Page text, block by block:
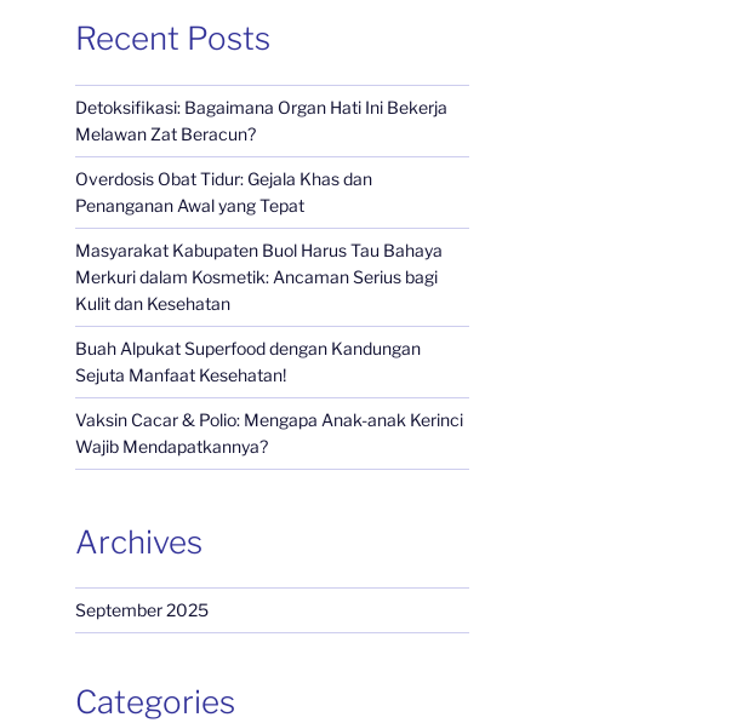
Recent Posts
Detoksifikasi: Bagaimana Organ Hati Ini Bekerja
Melawan Zat Beracun?
Overdosis Obat Tidur: Gejala Khas dan
Penanganan Awal yang Tepat
Masyarakat Kabupaten Buol Harus Tau Bahaya
Merkuri dalam Kosmetik: Ancaman Serius bagi
Kulit dan Kesehatan
Buah Alpukat Superfood dengan Kandungan
Sejuta Manfaat Kesehatan!
Vaksin Cacar & Polio: Mengapa Anak-anak Kerinci
Wajib Mendapatkannya?
Archives
September 2025
Categories